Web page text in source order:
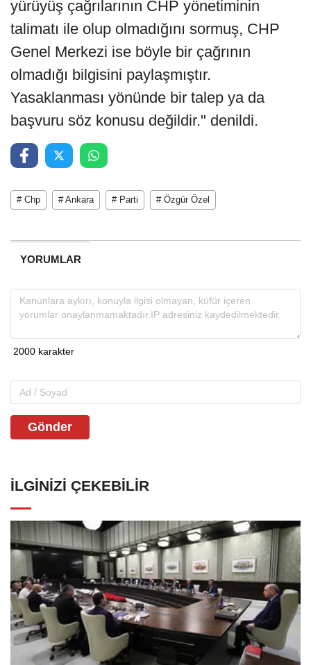
yürüyüş çağrılarının CHP yönetiminin
talimatı ile olup olmadığını sormuş, CHP
Genel Merkezi ise böyle bir çağrının
olmadığı bilgisini paylaşmıştır.
Yasaklanması yönünde bir talep ya da
başvuru söz konusu değildir." denildi.
# Chp # Ankara # Parti # Özgür Özel
YORUMLAR
Gönder
İLGINIZI ÇEKEBILIR